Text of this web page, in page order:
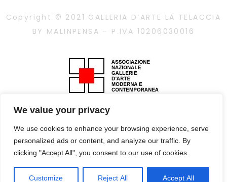
We value your privacy
We use cookies to enhance your browsing experience, serve
personalized ads or content, and analyze our traffic. By
clicking "Accept All", you consent to our use of cookies.
Customize Reject All Accept All
Copyright © 2021 GALLERIA D’ARTE LA TELACCIA
BY MALINPENSA – P.IVA 10206030016
È vietata la riproduzione, anche parziale, dei
contenuti con qualsiasi mezzo, compresa la
stampa, se non autorizzata